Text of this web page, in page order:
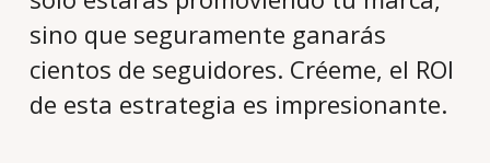
sino que seguramente ganarás
cientos de seguidores. Créeme, el ROI
de esta estrategia es impresionante.